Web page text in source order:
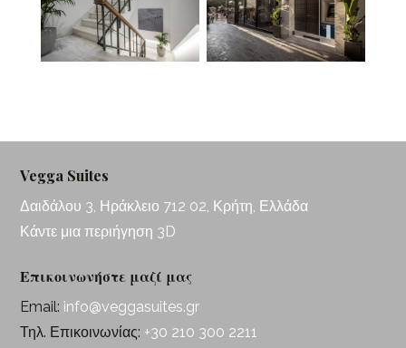
Vegga Suites
Δαιδάλου 3, Ηράκλειο 712 02, Κρήτη, Ελλάδα
Κάντε μια περιήγηση 3D
Επικοινωνήστε μαζί μας
Email: info@veggasuites.gr
Τηλ. Επικοινωνίας: +30 210 300 2211